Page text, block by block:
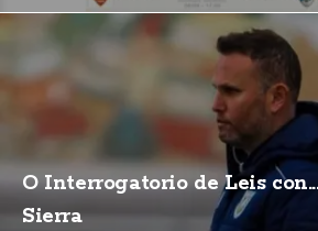
O Interrogatorio de Leis
Sierra